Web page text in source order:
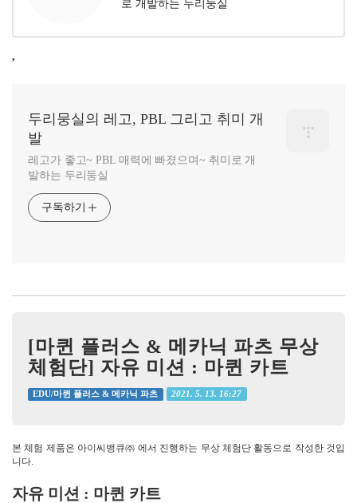
로 개발하는 두리둥실
,
두리뭉실의 레고, PBL 그리고 취미 개
발
레고가 좋고~ PBL 매력에 빠졌으며~ 취미로 개
발하는 두리둥실
구독하기
[마퀸 플러스 & 메카닉 파츠 무상
체험단] 자유 미션 : 마퀸 카트
EDU/마퀸 플러스 & 메카닉 파츠 2021. 5. 13. 16:27
본 체험 제품은 아이씨뱅큐㈜ 에서 진행하는 무상 체험단 활동으로 작성한 것입
니다.
자유 미션 : 마퀸 카트